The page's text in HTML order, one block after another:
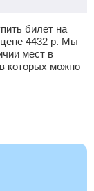
билет на
4432 р. Мы
мест в
которых можно